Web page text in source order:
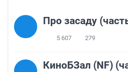
Про засаду
5 607 279
КиноБЗал (NF)